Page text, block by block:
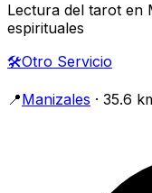
Lectura del tarot en
espirituales
🛠️Otro Servicio
📍Manizales · 35.6